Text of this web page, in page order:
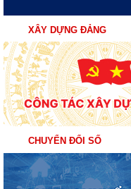
XÂY DỰNG ĐẢNG
CHUYỂN ĐỔI SỐ